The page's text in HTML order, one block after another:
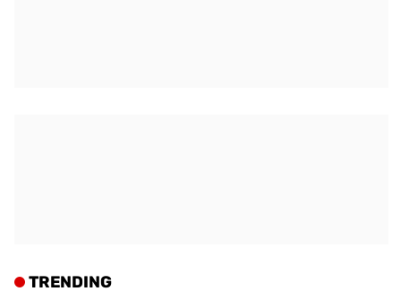
TRENDING